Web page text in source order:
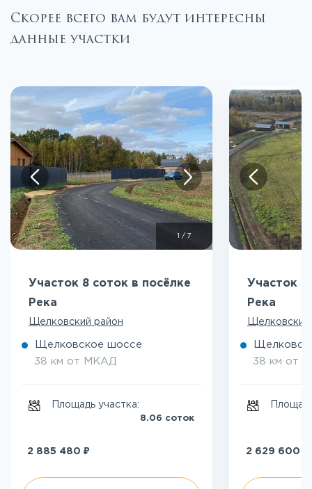
Скорее всего вам будут интересны
данные участки
1 / 7
Участок 8 соток в посёлке
Река
Щелковский район
Щелковское шоссе
38 км от МКАД
Площадь участка:
8.06 соток
2 885 480 ₽
Участок 7
Река
Щелковский
38 км от
2 629 600